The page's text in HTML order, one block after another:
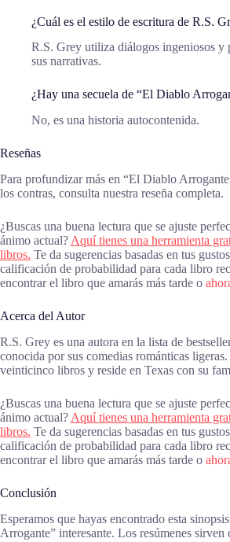
¿Cuál es el estilo de escritura de R.S.
R.S. Grey utiliza diálogos ingeniosos y
sus narrativas.
¿Hay una secuela de “El Diablo
No, es una historia autocontenida.
Reseñas
Para profundizar más en “El Diablo
los contras, consulta nuestra reseña completa.
¿Buscas una buena lectura que se ajuste
ánimo actual? Aquí tienes una herramienta
libros. Te da sugerencias basadas en tus
calificación de probabilidad para cada libro
encontrar el libro que amarás más tarde o
Acerca del Autor
R.S. Grey es una autora en la lista de
conocida por sus comedias románticas
veinticinco libros y reside en Texas con su
¿Buscas una buena lectura que se ajuste
ánimo actual? Aquí tienes una herramienta
libros. Te da sugerencias basadas en tus
calificación de probabilidad para cada libro
encontrar el libro que amarás más tarde o
Conclusión
Esperamos que hayas encontrado esta
Arrogante” interesante. Los resúmenes